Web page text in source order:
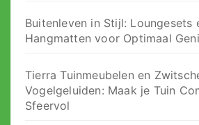
Buitenleven in Stijl: Loungesets
Hangmatten voor Optimaal
Tierra Tuinmeubelen en
Vogelgeluiden: Maak je Tuin
Sfeervol